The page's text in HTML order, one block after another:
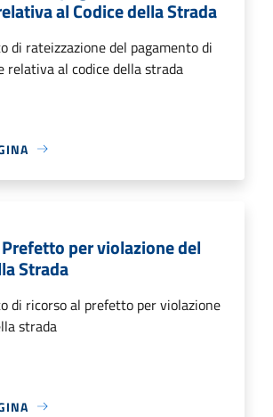
al Codice della Strada
di rateizzazione del pagamento di
relativa al codice della strada
per violazione del
Strada
di ricorso al prefetto per violazione
strada